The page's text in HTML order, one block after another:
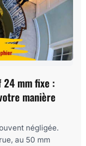
mm fixe :
manière
négligée.
au 50 mm